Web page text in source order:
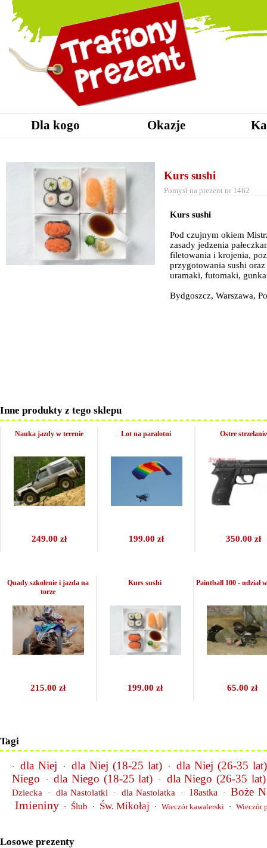
Dla kogo Okazje
Kurs sushi
Pomysł na prezent nr 1462
Kurs sushi
Pod czujnym okiem
zasady jedzenia
filetowania i krojenia,
przygotowania sushi
uramaki, futomaki,
Bydgoszcz, Warszawa,
Inne produkty z tego sklepu
249.00 zł
Nauka jazdy w terenie
199.00 zł
Lot na paralotni
350.00 zł
Ostre strzelanie
215.00 zł
Quady szkolenie i jazda na
torze
199.00 zł
Kurs sushi
65.00 zł
Paintball 100 - udział
Tagi
· dla Niej · dla Niej (18-25 lat) ·
dla Niej (26-35 lat)
Niego
· dla Niego (18-25 lat) · dla Niego (26-35 lat)
Dziecka · dla Nastolatki · dla Nastolatka · 18astka · Boże
Imieniny · Ślub · Św. Mikołaj · Wieczór kawalerski · Wieczór
Losowe prezenty